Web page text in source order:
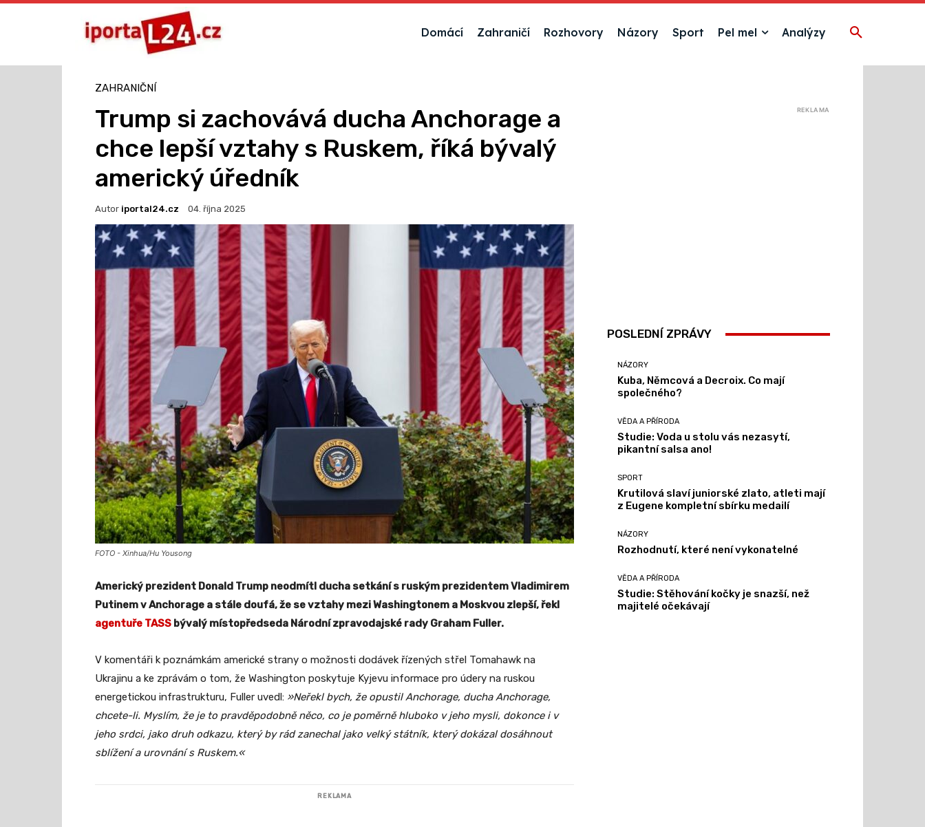
Domácí Zahraničí Rozhovory Názory Sport Pel mel Analýzy
ZAHRANIČNÍ
Trump si zachovává ducha Anchorage a
chce lepší vztahy s Ruskem, říká bývalý
americký úředník
Autor iportal24.cz 04. října 2025
FOTO - Xinhua/Hu Yousong
Americký prezident Donald Trump neodmítl ducha setkání s ruským prezidentem Vladimirem
Putinem v Anchorage a stále doufá, že se vztahy mezi Washingtonem a Moskvou zlepší, řekl
agentuře TASS bývalý místopředseda Národní zpravodajské rady Graham Fuller.
V komentáři k poznámkám americké strany o možnosti dodávek řízených střel Tomahawk na
Ukrajinu a ke zprávám o tom, že Washington poskytuje Kyjevu informace pro údery na ruskou
energetickou infrastrukturu, Fuller uvedl: »Neřekl bych, že opustil Anchorage, ducha Anchorage,
chcete-li. Myslím, že je to pravděpodobně něco, co je poměrně hluboko v jeho mysli, dokonce i v
jeho srdci, jako druh odkazu, který by rád zanechal jako velký státník, který dokázal dosáhnout
sblížení a urovnání s Ruskem.«
REKLAMA
REKLAMA
POSLEDNÍ ZPRÁVY
NÁZORY
Kuba, Němcová a Decroix. Co mají
společného?
VĚDA A PŘÍRODA
Studie: Voda u stolu vás nezasytí,
pikantní salsa ano!
SPORT
Krutilová slaví juniorské zlato, atleti mají
z Eugene kompletní sbírku medailí
NÁZORY
Rozhodnutí, které není vykonatelné
VĚDA A PŘÍRODA
Studie: Stěhování kočky je snazší, než
majitelé očekávají